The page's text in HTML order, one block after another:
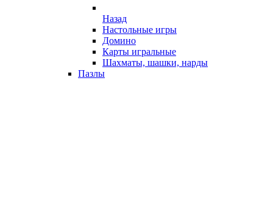
Назад
Настольные игры
Домино
Карты игральные
Шахматы, шашки, нарды
Пазлы